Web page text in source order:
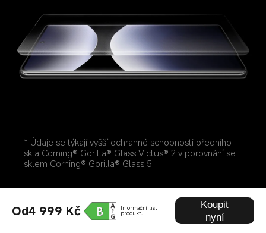
Od4 999 Kč Informační list
produktu
Koupit
nyní
* Údaje se týkají vyšší ochranné schopnosti předního
skla Corning® Gorilla® Glass Victus® 2 v porovnání se
sklem Corning® Gorilla® Glass 5.